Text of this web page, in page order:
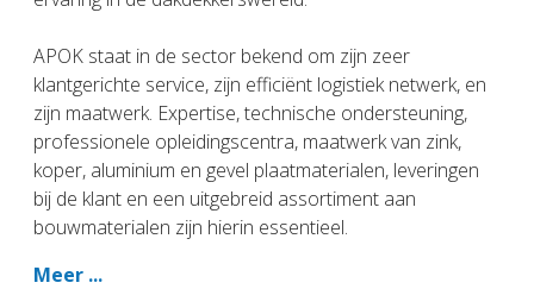
APOK staat in de sector bekend om zijn zeer
klantgerichte service, zijn efficiënt logistiek netwerk, en
zijn maatwerk. Expertise, technische ondersteuning,
professionele opleidingscentra, maatwerk van zink,
koper, aluminium en gevel plaatmaterialen, leveringen
bij de klant en een uitgebreid assortiment aan
bouwmaterialen zijn hierin essentieel.
Meer ...